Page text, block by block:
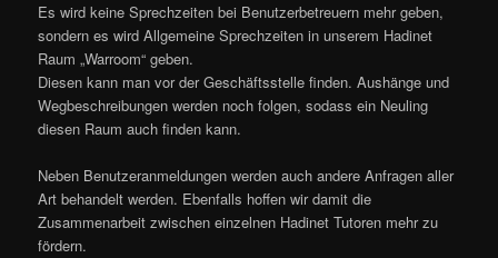
Es wird keine Sprechzeiten bei Benutzerbetreuern mehr geben,
sondern es wird Allgemeine Sprechzeiten in unserem Hadinet
Raum „Warroom“ geben.
Diesen kann man vor der Geschäftsstelle finden. Aushänge und
Wegbeschreibungen werden noch folgen, sodass ein Neuling
diesen Raum auch finden kann.
Neben Benutzeranmeldungen werden auch andere Anfragen aller
Art behandelt werden. Ebenfalls hoffen wir damit die
Zusammenarbeit zwischen einzelnen Hadinet Tutoren mehr zu
fördern.